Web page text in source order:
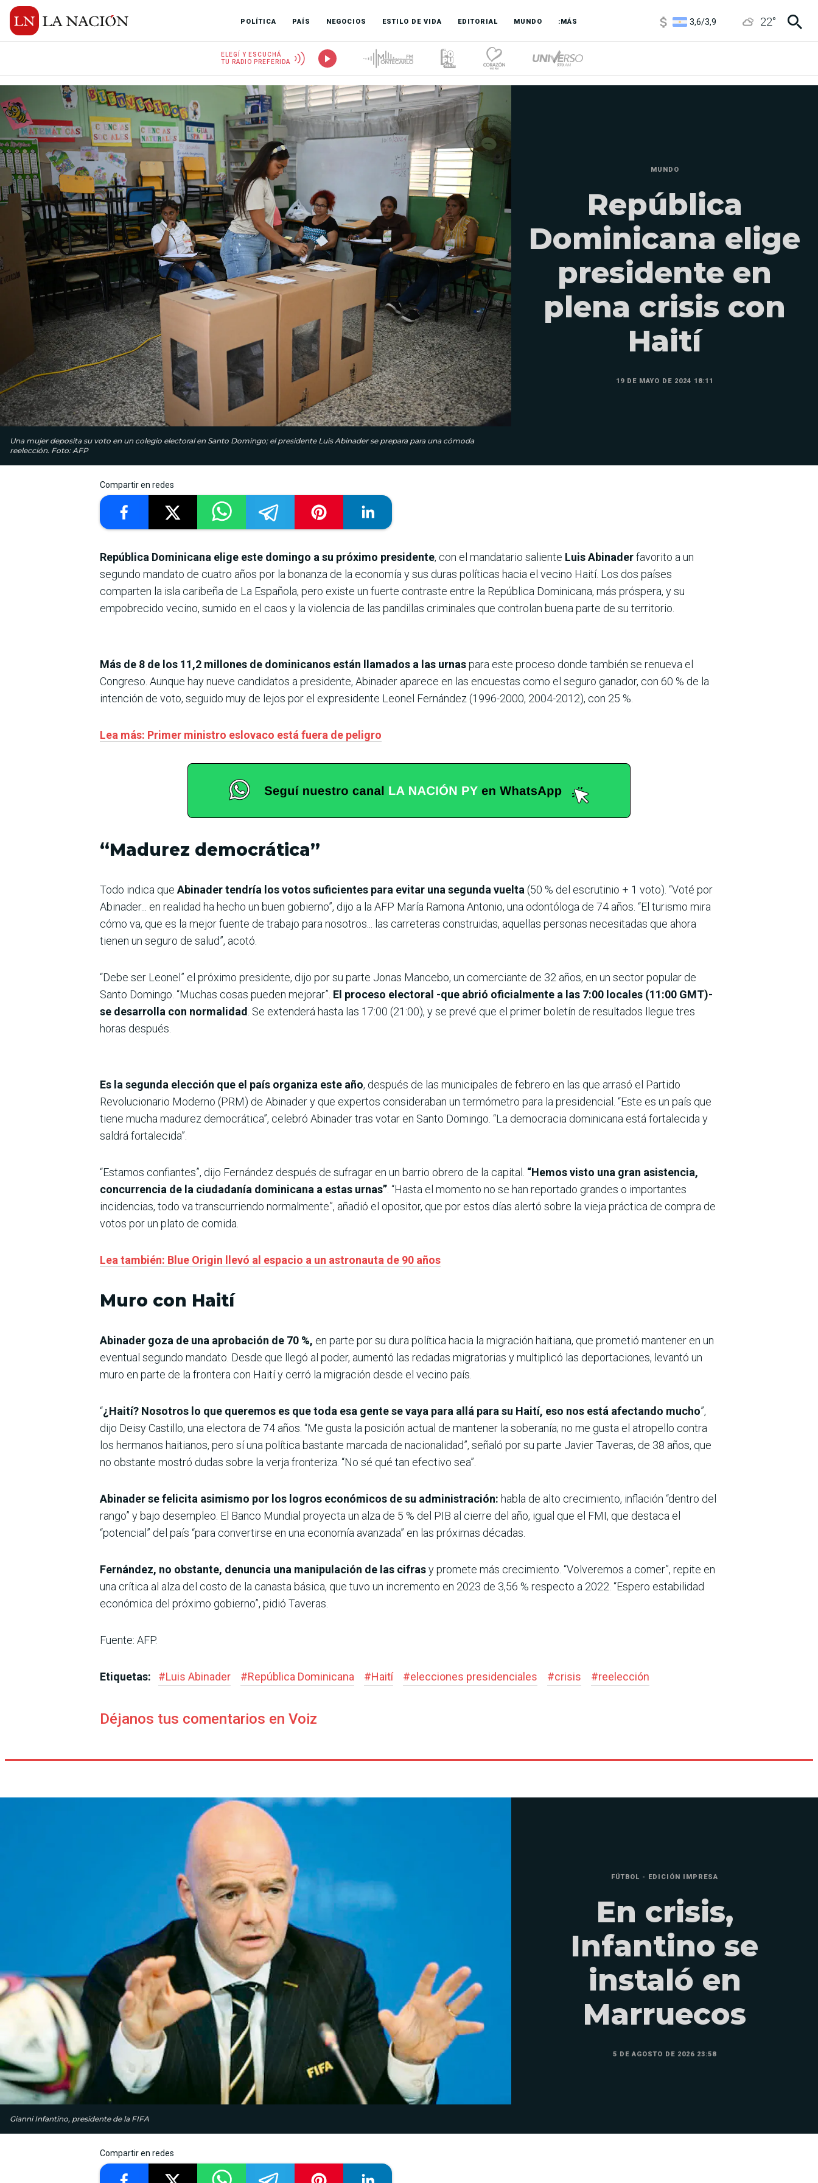
POLÍTICA PAÍS NEGOCIOS ESTILO DE VIDA EDITORIAL MUNDO :MÁS
6850/7200
5920/5970
22°
ELEGÍ Y ESCUCHÁ
TU RADIO PREFERIDA
Una mujer deposita su voto en un colegio electoral en Santo Domingo; el presidente Luis Abinader se prepara para una cómoda
reelección. Foto: AFP
MUNDO
República
Dominicana elige
presidente en
plena crisis con
Haití
19 DE MAYO DE 2024 18:11
Compartir en redes
República Dominicana elige este domingo a su próximo presidente, con el mandatario saliente Luis Abinaderfavorito a un
segundo mandato de cuatro años por la bonanza de la economía y sus duras políticas hacia el vecino Haití. Los dos países
comparten la isla caribeña de La Española, pero existe un fuerte contraste entre la República Dominicana, más próspera, y su
empobrecido vecino, sumido en el caos y la violencia de las pandillas criminales que controlan buena parte de su territorio.
Más de 8 de los 11,2 millones de dominicanos están llamados a las urnaspara este proceso donde también se renueva el
Congreso. Aunque hay nueve candidatos a presidente, Abinader aparece en las encuestas como el seguro ganador, con 60 % de la
intención de voto, seguido muy de lejos por el expresidente Leonel Fernández (1996-2000, 2004-2012), con 25 %.
Lea más: Primer ministro eslovaco está fuera de peligro
“Madurez democrática”
Todo indica que Abinader tendría los votos suficientes para evitar una segunda vuelta (50 % del escrutinio + 1 voto). “Voté por
Abinader... en realidad ha hecho un buen gobierno”, dijo a la AFP María Ramona Antonio, una odontóloga de 74 años. “El turismo mira
cómo va, que es la mejor fuente de trabajo para nosotros... las carreteras construidas, aquellas personas necesitadas que ahora
tienen un seguro de salud”, acotó.
“Debe ser Leonel” el próximo presidente, dijo por su parte Jonas Mancebo, un comerciante de 32 años, en un sector popular de
Santo Domingo. “Muchas cosas pueden mejorar”. El proceso electoral -que abrió oficialmente a las 7:00 locales (11:00 GMT)-
se desarrolla con normalidad . Se extenderá hasta las 17:00 (21:00), y se prevé que el primer boletín de resultados llegue tres
horas después.
Es la segunda elección que el país organiza este año, después de las municipales de febrero en las que arrasó el Partido
Revolucionario Moderno (PRM) de Abinader y que expertos consideraban un termómetro para la presidencial. “Este es un país que
tiene mucha madurez democrática”, celebró Abinader tras votar en Santo Domingo. “La democracia dominicana está fortalecida y
saldrá fortalecida”.
“Estamos confiantes”, dijo Fernández después de sufragar en un barrio obrero de la capital. “Hemos visto una gran asistencia,
concurrencia de la ciudadanía dominicana a estas urnas” . “Hasta el momento no se han reportado grandes o importantes
incidencias, todo va transcurriendo normalmente”, añadió el opositor, que por estos días alertó sobre la vieja práctica de compra de
votos por un plato de comida.
Lea también: Blue Origin llevó al espacio a un astronauta de 90 años
Muro con Haití
Abinader goza de una aprobación de 70 %, en parte por su dura política hacia la migración haitiana, que prometió mantener en un
eventual segundo mandato. Desde que llegó al poder, aumentó las redadas migratorias y multiplicó las deportaciones, levantó un
muro en parte de la frontera con Haití y cerró la migración desde el vecino país.
“¿Haití? Nosotros lo que queremos es que toda esa gente se vaya para allá para su Haití, eso nos está afectando mucho”,
dijo Deisy Castillo, una electora de 74 años. “Me gusta la posición actual de mantener la soberanía; no me gusta el atropello contra
los hermanos haitianos, pero sí una política bastante marcada de nacionalidad”, señaló por su parte Javier Taveras, de 38 años, que
no obstante mostró dudas sobre la verja fronteriza. “No sé qué tan efectivo sea”.
Abinader se felicita asimismo por los logros económicos de su administración: habla de alto crecimiento, inflación “dentro del
rango” y bajo desempleo. El Banco Mundial proyecta un alza de 5 % del PIB al cierre del año, igual que el FMI, que destaca el
“potencial” del país “para convertirse en una economía avanzada” en las próximas décadas.
Fernández, no obstante, denuncia una manipulación de las cifrasy promete más crecimiento. “Volveremos a comer”, repite en
una crítica al alza del costo de la canasta básica, que tuvo un incremento en 2023 de 3,56 % respecto a 2022. “Espero estabilidad
económica del próximo gobierno”, pidió Taveras.
Fuente: AFP.
Etiquetas: #Luis Abinader #República Dominicana #Haití #elecciones presidenciales #crisis #reelección
Déjanos tus comentarios en Voiz
Gianni Infantino, presidente de la FIFA
FÚTBOL - EDICIÓN IMPRESA
En crisis,
Infantino se
instaló en
Marruecos
5 DE AGOSTO DE 2026 23:58
Compartir en redes